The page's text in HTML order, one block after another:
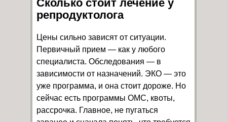
Сколько стоит лечение у
репродуктолога
Цены сильно зависят от ситуации.
Первичный прием — как у любого
специалиста. Обследования — в
зависимости от назначений. ЭКО — это
уже программа, и она стоит дороже. Но
сейчас есть программы ОМС, квоты,
рассрочка. Главное, не пугаться